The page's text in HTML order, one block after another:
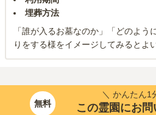
埋葬方法
「誰が入るお墓なのか」「どのよう
りをする様をイメージしてみるとよ
無料
＼ かんたん1
この霊園にお